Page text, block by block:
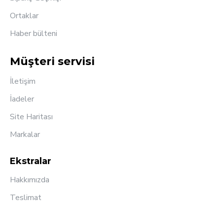
Ortaklar
Haber bülteni
Müşteri servisi
İletişim
İadeler
Site Haritası
Markalar
Ekstralar
Hakkımızda
Teslimat